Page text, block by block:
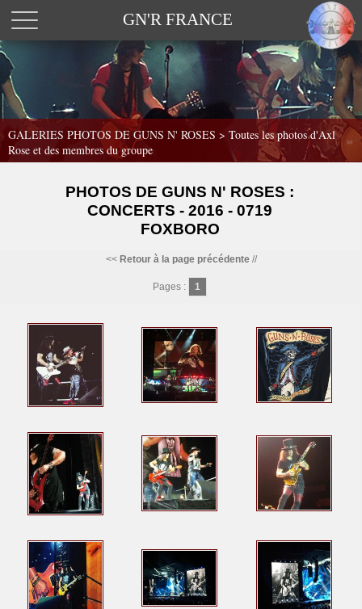
GN'R FRANCE
GALERIES PHOTOS DE GUNS N' ROSES > Toutes les photos d'Axl
Rose et des membres du groupe
PHOTOS DE GUNS N' ROSES :
CONCERTS - 2016 - 0719
FOXBORO
<< Retour à la page précédente//
Pages : 1